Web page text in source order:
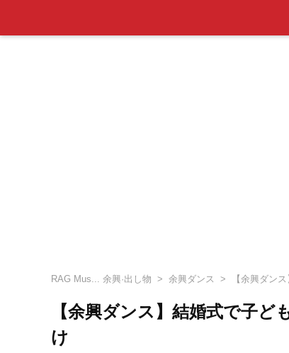
RAG Mus... 余興·出し物 余興ダンス 【余興ダン
【余興ダンス】結婚式で子
け